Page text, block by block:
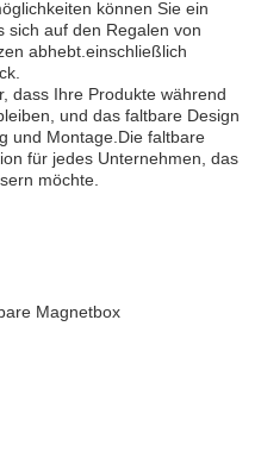
können Sie ein
sich auf den Regalen von
abhebt.einschließlich
dass Ihre Produkte während
und das faltbare Design
und Montage.Die faltbare
für jedes Unternehmen, das
möchte.
Magnetbox